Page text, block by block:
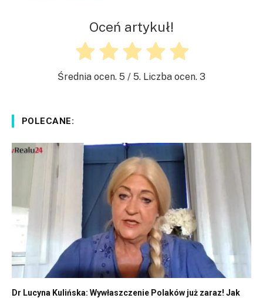
Oceń artykuł!
Średnia ocen. 5 / 5. Liczba ocen. 3
POLECANE:
Dr Lucyna Kulińska: Wywłaszczenie Polaków już zaraz! Jak